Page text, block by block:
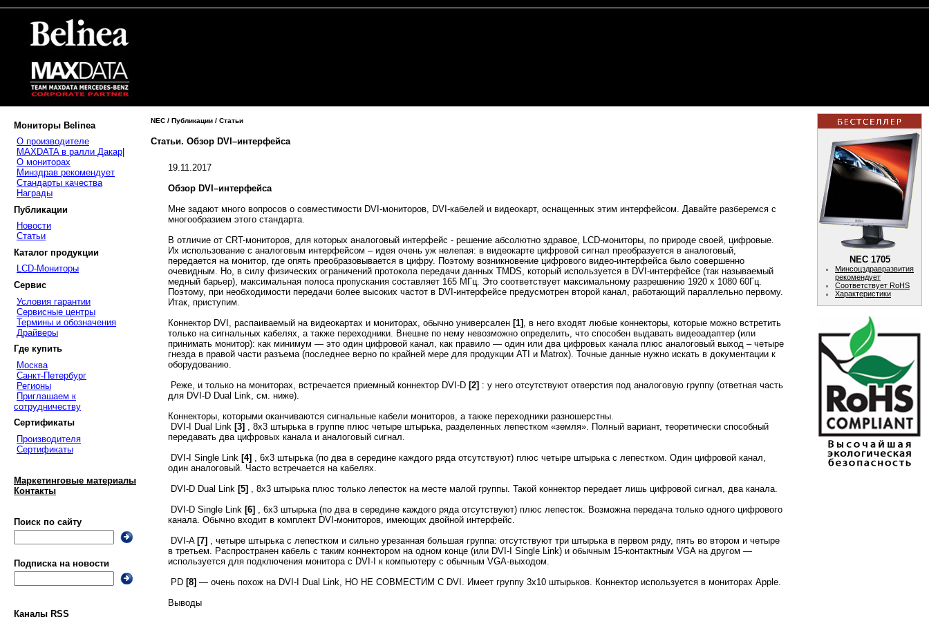
Мониторы Belinea
О производителе
MAXDATA в ралли Дакар
О мониторах
Минздрав рекомендует
Стандарты качества
Награды
Публикации
Новости
Статьи
Каталог продукции
LCD-Мониторы
Сервис
Условия гарантии
Сервисные центры
Термины и обозначения
Драйверы
Где купить
Москва
Санкт-Петербург
Регионы
Приглашаем к
сотрудничеству
Сертификаты
Производителя
Сертификаты
Маркетинговые материалы
Контакты
Поиск по сайту
Подписка на новости
Каналы RSS
NEC / Публикации / Статьи
Статьи. Обзор DVI–интерфейса
19.11.2017
Обзор DVI–интерфейса
Мне задают много вопросов о совместимости DVI-мониторов, DVI-кабелей и видеокарт, оснащенных этим интерфейсом. Давайте разберемся с
многообразием этого стандарта.
В отличие от CRT-мониторов, для которых аналоговый интерфейс - решение абсолютно здравое, LCD-мониторы, по природе своей, цифровые.
Их использование с аналоговым интерфейсом – идея очень уж нелепая: в видеокарте цифровой сигнал преобразуется в аналоговый,
передается на монитор, где опять преобразовывается в цифру. Поэтому возникновение цифрового видео-интерфейса было совершенно
очевидным. Но, в силу физических ограничений протокола передачи данных TMDS, который используется в DVI-интерфейсе (так называемый
медный барьер), максимальная полоса пропускания составляет 165 МГц. Это соответствует максимальному разрешению 1920 x 1080 60Гц.
Поэтому, при необходимости передачи более высоких частот в DVI-интерфейсе предусмотрен второй канал, работающий параллельно первому.
Итак, приступим.
Коннектор DVI, распаиваемый на видеокартах и мониторах, обычно универсален [1] , в него входят любые коннекторы, которые можно встретить
только на сигнальных кабелях, а также переходники. Внешне по нему невозможно определить, что способен выдавать видеоадаптер (или
принимать монитор): как минимум — это один цифровой канал, как правило — один или два цифровых канала плюс аналоговый выход – четыре
гнезда в правой части разъема (последнее верно по крайней мере для продукции ATI и Matrox). Точные данные нужно искать в документации к
оборудованию.
Реже, и только на мониторах, встречается приемный коннектор DVI-D [2] : у него отсутствуют отверстия под аналоговую группу (ответная часть
для DVI-D Dual Link, см. ниже).
Коннекторы, которыми оканчиваются сигнальные кабели мониторов, а также переходники разношерстны.
DVI-I Dual Link [3] , 8х3 штырька в группе плюс четыре штырька, разделенных лепестком «земля». Полный вариант, теоретически способный
передавать два цифровых канала и аналоговый сигнал.
DVI-I Single Link [4] , 6x3 штырька (по два в середине каждого ряда отсутствуют) плюс четыре штырька с лепестком. Один цифровой канал,
один аналоговый. Часто встречается на кабелях.
DVI-D Dual Link [5] , 8х3 штырька плюс только лепесток на месте малой группы. Такой коннектор передает лишь цифровой сигнал, два канала.
DVI-D Single Link [6] , 6x3 штырька (по два в середине каждого ряда отсутствуют) плюс лепесток. Возможна передача только одного цифрового
канала. Обычно входит в комплект DVI-мониторов, имеющих двойной интерфейс.
DVI-A [7] , четыре штырька с лепестком и сильно урезанная большая группа: отсутствуют три штырька в первом ряду, пять во втором и четыре
в третьем. Распространен кабель с таким коннектором на одном конце (или DVI-I Single Link) и обычным 15-контактным VGA на другом —
используется для подключения монитора с DVI-I к компьютеру с обычным VGA-выходом.
PD [8] — очень похож на DVI-I Dual Link, НО НЕ СОВМЕСТИМ С DVI. Имеет группу 3х10 штырьков. Коннектор используется в мониторах Apple.
Выводы
NEC 1705
Минсоцздравразвития
рекомендует
Соответствует RoHS
Характеристики